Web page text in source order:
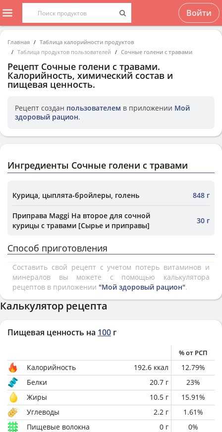
Войти
Главная
Таблица калорийности продуктов
Таблица продуктов пользователей
Сочные голени с травами
Рецепт Сочные голени с травами.
Калорийность, химический состав и
пищевая ценность.
Рецепт создан пользователем в приложении Мой
здоровый рацион.
Ингредиенты Сочные голени с травами
Курица, цыплята-бройлеры, голень 848 г
Приправа Maggi На второе для сочной
курицы с травами [Сырье и приправы]
30 г
Способ приготовления
Составить свой рецепт с учетом потерь витаминов и
минералов вы можете с помощью калькулятора
рецептов в приложении "Мой здоровый рацион".
Калькулятор рецепта
Пищевая ценность на 100 г
% от РСП
Калорийность 192.6 ккал 12.79%
Белки
20.7 г 23%
Жиры
10.5 г 15.91%
Углеводы
2.2 г 1.61%
Пищевые волокна
0 г 0%